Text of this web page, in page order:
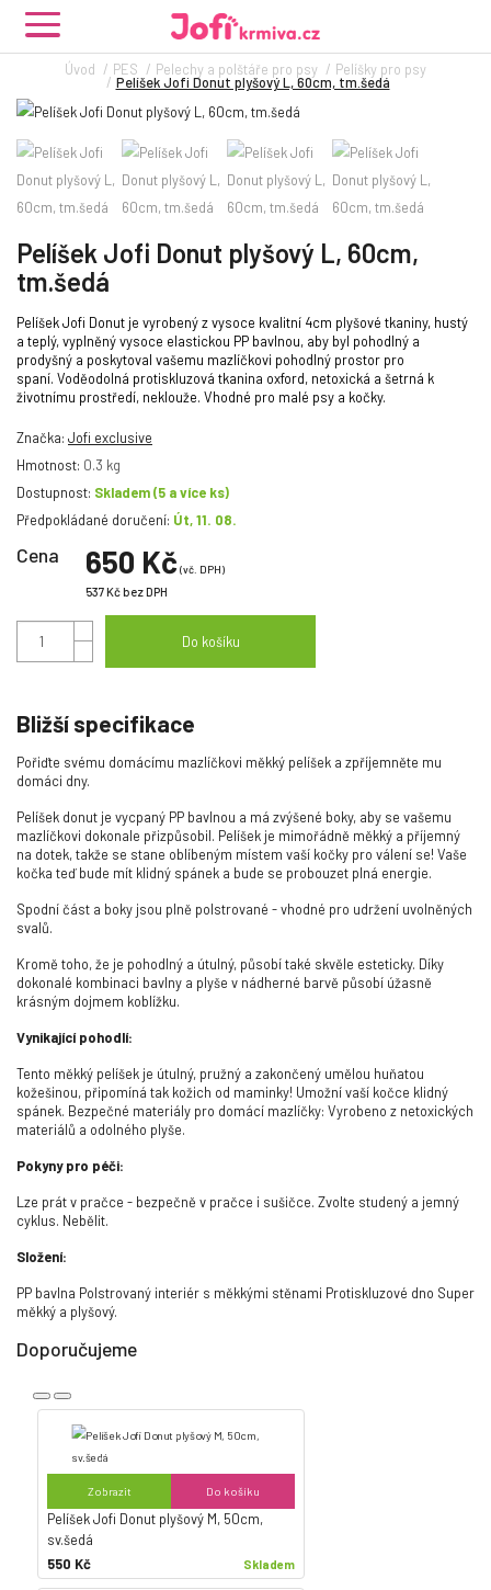
Úvod PES Pelechy a polštáře pro psy Pelíšky pro psy
Pelíšek Jofi Donut plyšový L, 60cm, tm.šedá
Pelíšek Jofi Donut plyšový L, 60cm,
tm.šedá
Pelíšek Jofi Donut je vyrobený z vysoce kvalitní 4cm plyšové tkaniny, hustý
a teplý, vyplněný vysoce elastickou PP bavlnou, aby byl pohodlný a
prodyšný a poskytoval vašemu mazlíčkovi pohodlný prostor pro
spaní. Voděodolná protiskluzová tkanina oxford, netoxická a šetrná k
životnímu prostředí, neklouže. Vhodné pro malé psy a kočky.
Značka: Jofi exclusive
Hmotnost: 0.3 kg
Dostupnost: Skladem(5 a více ks)
Předpokládané doručení: Út, 11. 08.
Cena 650 Kč(vč. DPH)
537 Kčbez DPH
Do košíku
Bližší specifikace
Pořiďte svému domácímu mazlíčkovi měkký pelíšek a zpříjemněte mu
domáci dny.
Pelíšek donut je vycpaný PP bavlnou a má zvýšené boky, aby se vašemu
mazlíčkovi dokonale přizpůsobil. Pelíšek je mimořádně měkký a příjemný
na dotek, takže se stane oblíbeným místem vaší kočky pro válení se! Vaše
kočka teď bude mít klidný spánek a bude se probouzet plná energie.
Spodní část a boky jsou plně polstrované - vhodné pro udržení uvolněných
svalů.
Kromě toho, že je pohodlný a útulný, působí také skvěle esteticky. Díky
dokonalé kombinaci bavlny a plyše v nádherné barvě působí úžasně
krásným dojmem koblížku.
Vynikající pohodlí:
Tento měkký pelíšek je útulný, pružný a zakončený umělou huňatou
kožešinou, připomíná tak kožich od maminky! Umožní vaší kočce klidný
spánek. Bezpečné materiály pro domácí mazlíčky: Vyrobeno z netoxických
materiálů a odolného plyše.
Pokyny pro péči:
Lze prát v pračce - bezpečně v pračce i sušičce. Zvolte studený a jemný
cyklus. Nebělit.
Složení:
PP bavlna Polstrovaný interiér s měkkými stěnami Protiskluzové dno Super
měkký a plyšový.
Doporučujeme
Zobrazit Do košíku
Pelíšek Jofi Donut plyšový M, 50cm,
sv.šedá
550 Kč
Skladem